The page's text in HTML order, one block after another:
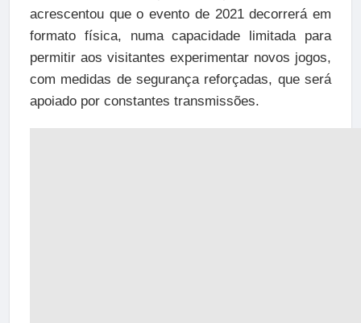
acrescentou que o evento de 2021 decorrerá em
formato física, numa capacidade limitada para
permitir aos visitantes experimentar novos jogos,
com medidas de segurança reforçadas, que será
apoiado por constantes transmissões.